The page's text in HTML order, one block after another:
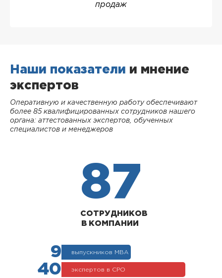
продаж
Наши показатели и мнение
экспертов
Оперативную и качественную работу обеспечивают
более 85 квалифицированных сотрудников нашего
органа: аттестованных экспертов, обученных
специалистов и менеджеров
87
СОТРУДНИКОВ
В КОМПАНИИ
9 выпускников МВА
40 экспертов в СРО